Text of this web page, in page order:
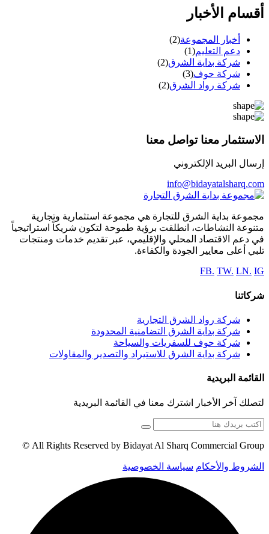
أقسام الأخبار
أخبار المجموعة(2)
دعم التعليم(1)
شركة بداية الشرق(2)
شركة حوف(3)
شركة رواد الشرق(2)
الاستثمار معنا تواصل معنا
إرسال البريد الإلكتروني
info@bidayatalsharq.com
مجموعة بداية الشرق للتجارة هي مجموعة استثمارية وتجارية
متنوعة النشاطات، انطلقت برؤية طموحة لتكون شريكاً استراتيجياً
في دعم الاقتصاد المحلي والإقليمي، عبر تقديم خدمات ومنتجات
تلبي أعلى معايير الجودة والكفاءة.
FB. TW. LN. IG
شركاتنا
شركة رواد الشرق التجارية
شركة بداية الشرق التضامنية المحدودة
شركة حوف للسفريات والسياحة
شركة بداية الشرق للاستيراد والتصدير والمقاولات
القائمة البريدية
لتصلك آخر الأخبار اشترك معنا في القائمة البريدية
All Rights Reserved by Bidayat Al Sharq Commercial Group ©
الشروط والأحكام سياسة الخصوصية